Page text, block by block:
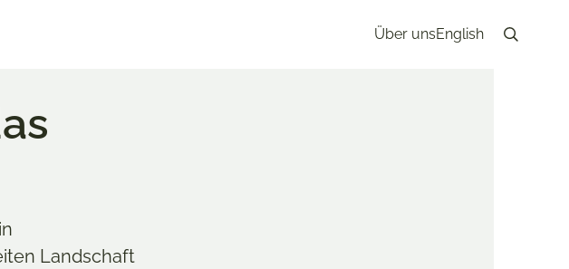
Über unsEnglish Search
Landschaft